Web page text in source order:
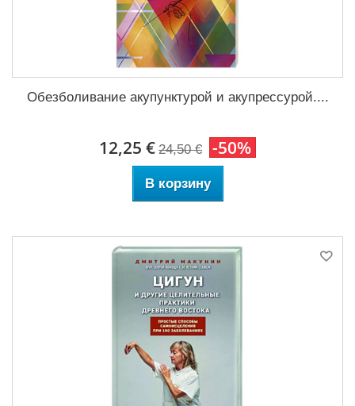
Обезболивание акупунктурой и акупрессурой....
12,25 € 24,50 € -50%
В корзину